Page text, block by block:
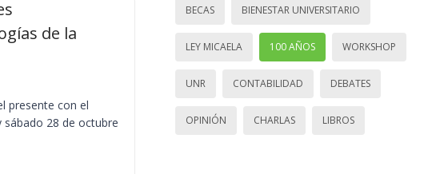
de la
presente con el
sábado 28 de octubre
BECAS BIENESTAR UNIVERSITARIO
LEY MICAELA 100 AÑOS WORKSHOP
UNR CONTABILIDAD DEBATES
OPINIÓN CHARLAS LIBROS